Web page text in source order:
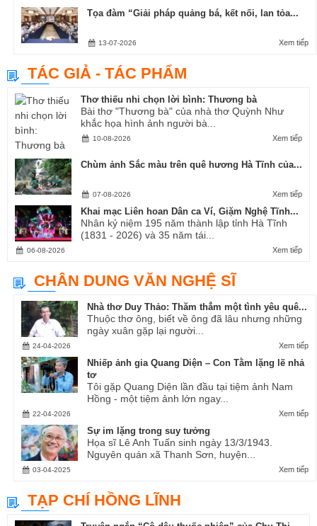
Tọa đàm “Giải pháp quảng bá, kết nối, lan tỏa...
Xem tiếp
13-07-2026
TÁC GIẢ - TÁC PHẨM
Thơ thiếu nhi chọn lời bình: Thương bà
Bài thơ "Thương bà" của nhà thơ Quỳnh Như
khắc họa hình ảnh người bà...
Xem tiếp
10-08-2026
Chùm ảnh Sắc màu trên quê hương Hà Tĩnh của...
Xem tiếp
07-08-2026
Khai mạc Liên hoan Dân ca Ví, Giặm Nghệ Tĩnh...
Nhân kỷ niệm 195 năm thành lập tỉnh Hà Tĩnh
(1831 - 2026) và 35 năm tái...
Xem tiếp
06-08-2026
CHÂN DUNG VĂN NGHỆ SĨ
Nhà thơ Duy Thảo: Thăm thẳm một tình yêu quê...
Thuộc thơ ông, biết về ông đã lâu nhưng những
ngày xuân gặp lại người...
Xem tiếp
24-04-2026
Nhiếp ảnh gia Quang Diện – Con Tằm lặng lẽ nhả
tơ
Tôi gặp Quang Diện lần đầu tại tiệm ảnh Nam
Hồng - một tiệm ảnh lớn ngay...
Xem tiếp
22-04-2026
Sự im lặng trong suy tưởng
Họa sĩ Lê Anh Tuấn sinh ngày 13/3/1943.
Nguyên quán xã Thanh Sơn, huyện...
Xem tiếp
03-04-2025
TẠP CHÍ HỒNG LĨNH